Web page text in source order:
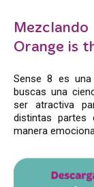
Orange is
Sense 8 es
buscas una
ser atractiva
distintas partes
manera